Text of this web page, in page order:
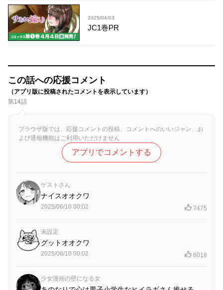
2025/04/03
JC1巻PR
この話への応援コメント
（アプリ版に投稿されたコメントを表示しています）
第14話
ブラウザ版では、応援コメントの投稿、コメントへのいいジャン、お
よび通報機能はご利用いただけません
アプリでコメントする
ゲストさん
ナイスオオクワ
2025/06/10 00:02 7475
未設定
グットオオクワ
2025/06/10 00:02 6018
少女漫画の壁になる女